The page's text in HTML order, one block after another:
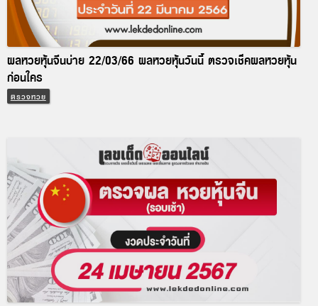
ผลหวยหุ้นจีนบ่าย 22/03/66 ผลหวยหุ้นวันนี้ ตรวจเช็คผลหวยหุ้น
ก่อนใคร
ตรวจหวย